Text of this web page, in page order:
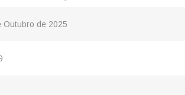
Outubro de 2025